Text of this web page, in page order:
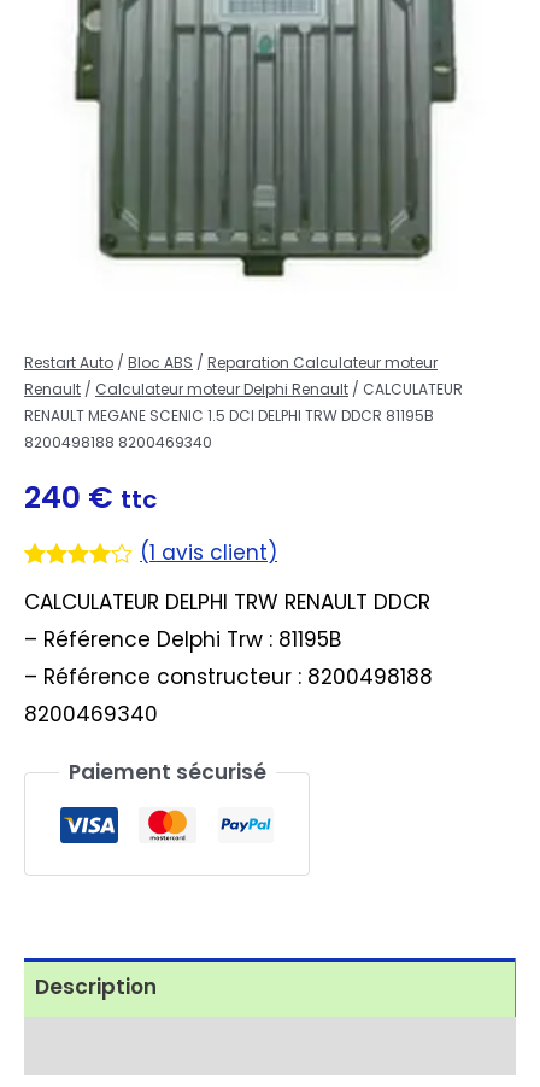
Restart Auto / Bloc ABS / Reparation Calculateur moteur
Renault / Calculateur moteur Delphi Renault / CALCULATEUR
RENAULT MEGANE SCENIC 1.5 DCI DELPHI TRW DDCR 81195B
8200498188 8200469340
240 € ttc
sur 5
sur
notation
client
(1 avis client)
CALCULATEUR DELPHI TRW RENAULT DDCR
– Référence Delphi Trw : 81195B
– Référence constructeur : 8200498188
8200469340
Paiement sécurisé
Description